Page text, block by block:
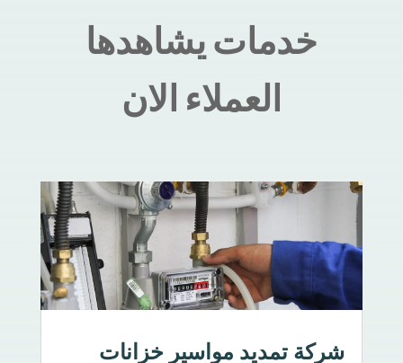
خدمات يشاهدها
العملاء الان
شركة تمديد مواسير خزانات